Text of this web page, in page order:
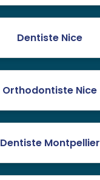
Dentiste Nice
Orthodontiste Nice
Dentiste Montpellier